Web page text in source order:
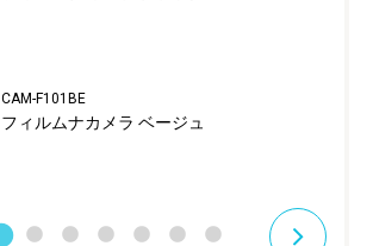
CAM-F101BE
フィルムナカメラ ベージュ